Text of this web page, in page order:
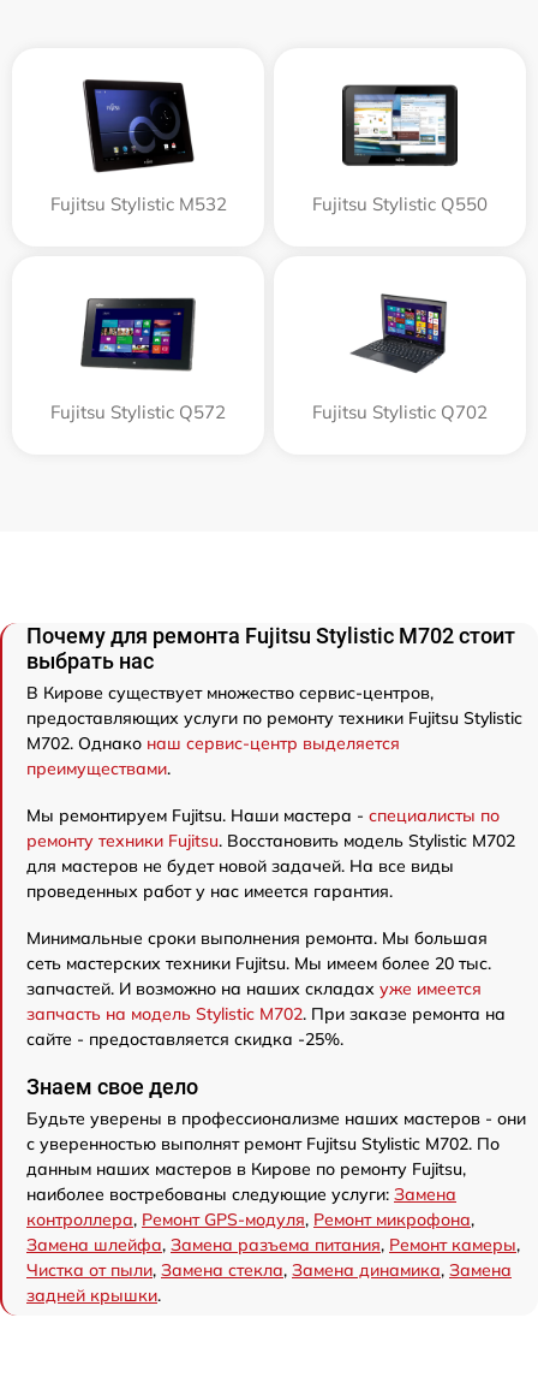
Fujitsu Stylistic M532 Fujitsu Stylistic Q550
Fujitsu Stylistic Q572 Fujitsu Stylistic Q702
Почему для ремонта Fujitsu Stylistic M702 стоит
выбрать нас
В Кирове существует множество сервис-центров,
предоставляющих услуги по ремонту техники Fujitsu Stylistic
M702. Однако наш сервис-центр выделяется
преимуществами.
Мы ремонтируем Fujitsu. Наши мастера - специалисты по
ремонту техники Fujitsu. Восстановить модель Stylistic M702
для мастеров не будет новой задачей. На все виды
проведенных работ у нас имеется гарантия.
Минимальные сроки выполнения ремонта. Мы большая
сеть мастерских техники Fujitsu. Мы имеем более 20 тыс.
запчастей. И возможно на наших складах уже имеется
запчасть на модель Stylistic M702. При заказе ремонта на
сайте - предоставляется скидка -25%.
Знаем свое дело
Будьте уверены в профессионализме наших мастеров - они
с уверенностью выполнят ремонт Fujitsu Stylistic M702. По
данным наших мастеров в Кирове по ремонту Fujitsu,
наиболее востребованы следующие услуги: Замена
контроллера, Ремонт GPS-модуля, Ремонт микрофона,
Замена шлейфа, Замена разъема питания, Ремонт камеры,
Чистка от пыли, Замена стекла, Замена динамика, Замена
задней крышки.